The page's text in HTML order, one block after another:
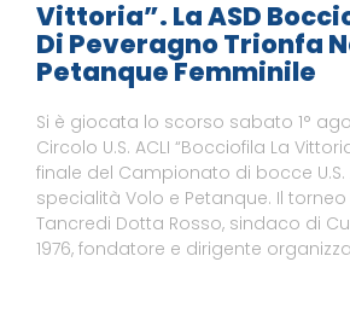
Vittoria”. La ASD
Di Peveragno Trionfa
Petanque Femminile
Si è giocata lo scorso sabato 1°
Circolo U.S. ACLI “Bocciofila La
finale del Campionato di bocce U.S.
specialità Volo e Petanque. Il
Tancredi Dotta Rosso, sindaco di
1976, fondatore e dirigente